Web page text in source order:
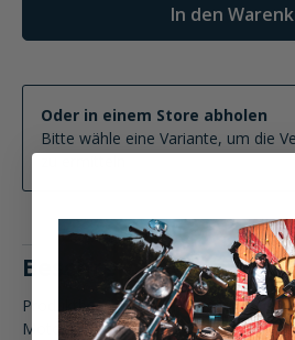
In den
Oder in einem Store abholen
Bitte wähle eine Variante, um die
Beschreibung
Produktbeschreibung: Alpinestars
Motorradbekleidung Der Alpinestars